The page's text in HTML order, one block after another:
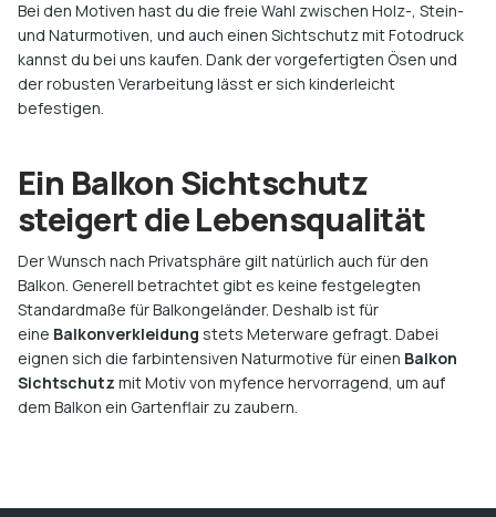
Bei den Motiven hast du die freie Wahl zwischen Holz-, Stein-
und Naturmotiven, und auch einen Sichtschutz mit Fotodruck
kannst du bei uns kaufen. Dank der vorgefertigten Ösen und
der robusten Verarbeitung lässt er sich kinderleicht
befestigen.
Ein Balkon Sichtschutz
steigert die Lebensqualität
Der Wunsch nach Privatsphäre gilt natürlich auch für den
Balkon. Generell betrachtet gibt es keine festgelegten
Standardmaße für Balkongeländer. Deshalb ist für
eine Balkonverkleidung stets Meterware gefragt. Dabei
eignen sich die farbintensiven Naturmotive für einen Balkon
Sichtschutz mit Motiv von myfence hervorragend, um auf
dem Balkon ein Gartenflair zu zaubern.